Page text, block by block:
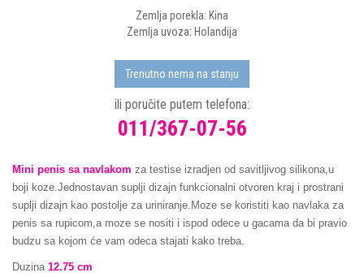
Zemlja porekla: Kina
Zemlja uvoza: Holandija
Trenutno nema na stanju
ili poručite putem telefona:
011/367-07-56
Mini penis sa navlakom za testise izradjen od savitljivog silikona,u
boji koze.Jednostavan suplji dizajn funkcionalni otvoren kraj i prostrani
suplji dizajn kao postolje za uriniranje.Moze se koristiti kao navlaka za
penis sa rupicom,a moze se nositi i ispod odece u gacama da bi pravio
budzu sa kojom će vam odeca stajati kako treba.
Duzina 12.75 cm